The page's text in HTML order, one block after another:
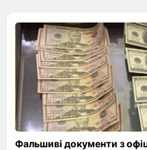
Фальшиві документи з